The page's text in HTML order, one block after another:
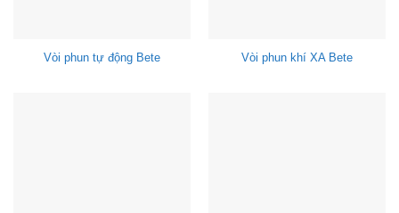
Vòi phun tự động Bete Vòi phun khí XA Bete